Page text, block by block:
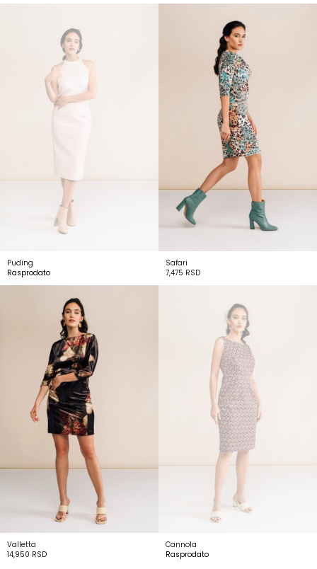
Puding
Rasprodato
Safari
7,475 RSD
Valletta
14,950 RSD
Cannola
Rasprodato